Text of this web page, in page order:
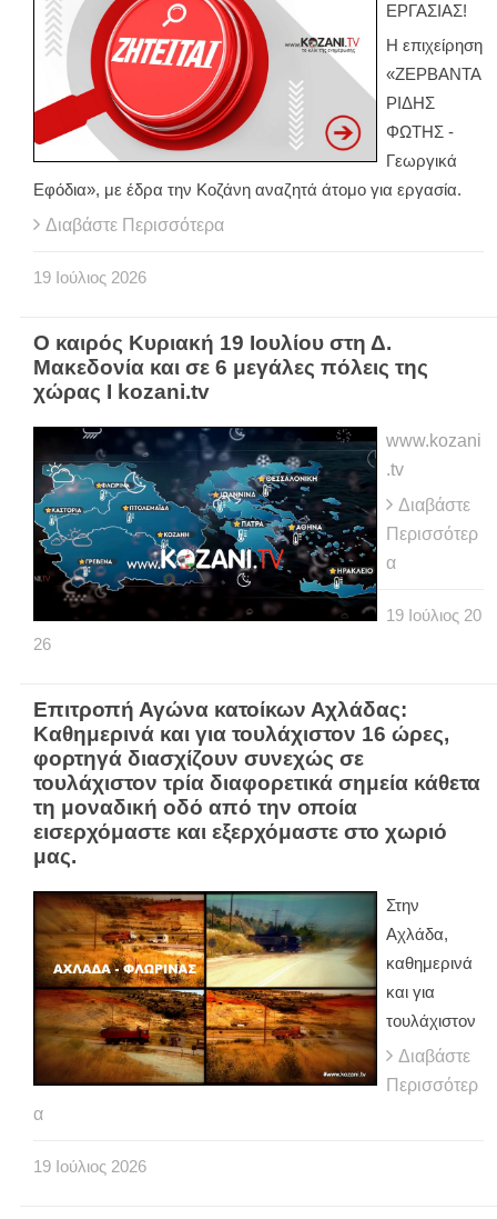
ΕΡΓΑΣΙΑΣ!
Η επιχείρηση
«ΖΕΡΒΑΝΤΑ
ΡΙΔΗΣ
ΦΩΤΗΣ -
Γεωργικά
Εφόδια», με έδρα την Κοζάνη αναζητά άτομο για εργασία.
Διαβάστε Περισσότερα
19 Ιούλιος 2026
Ο καιρός Κυριακή 19 Ιουλίου στη Δ.
Μακεδονία και σε 6 μεγάλες πόλεις της
χώρας Ι kozani.tv
www.kozani
.tv
Διαβάστε
Περισσότερ
α
19 Ιούλιος 20
26
Eπιτροπή Αγώνα κατοίκων Αχλάδας:
Καθημερινά και για τουλάχιστον 16 ώρες,
φορτηγά διασχίζουν συνεχώς σε
τουλάχιστον τρία διαφορετικά σημεία κάθετα
τη μοναδική οδό από την οποία
εισερχόμαστε και εξερχόμαστε στο χωριό
μας.
Στην
Αχλάδα,
καθημερινά
και για
τουλάχιστον
Διαβάστε
Περισσότερ
α
19 Ιούλιος 2026